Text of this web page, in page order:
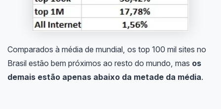
Comparados à média de mundial, os top 100 mil sites no
Brasil estão bem próximos ao resto do mundo, mas os
demais estão apenas abaixo da metade da média.